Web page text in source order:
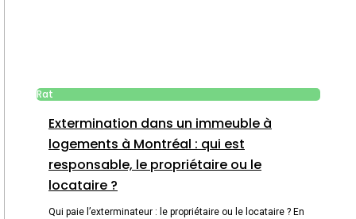
Rat
Extermination dans un immeuble à
logements à Montréal : qui est
responsable, le propriétaire ou le
locataire ?
Qui paie l’exterminateur : le propriétaire ou le locataire ? En